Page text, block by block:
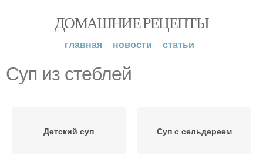
ДОМАШНИЕ РЕЦЕПТЫ
главная новости статьи
Суп из стеблей
Детский суп Суп с сельдереем